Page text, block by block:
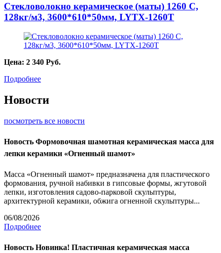
Стекловолокно керамическое (маты) 1260 С,
128кг/м3, 3600*610*50мм, LYTX-1260T
Цена: 2 340 Руб.
Подробнее
Новости
посмотреть все новости
Новость Формовочная шамотная керамическая масса для
лепки керамики «Огненный шамот»
Масса «Огненный шамот» предназначена для пластического
формования, ручной набивки в гипсовые формы, жгутовой
лепки, изготовления садово-парковой скульптуры,
архитектурной керамики, обжига огненной скульптуры...
06/08/2026
Подробнее
Новость Новинка! Пластичная керамическая масса